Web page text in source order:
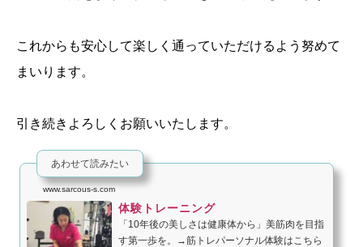
これからも安心して楽しく通っていただけるよう努めて
まいります。
引き続きよろしくお願いいたします。
あわせて読みたい
www.sarcous-s.com
体験トレーニング
「10年後の美しさは健康体から」美筋肉を目指
す第一歩を。→筋トレパーソナル体験はこちら